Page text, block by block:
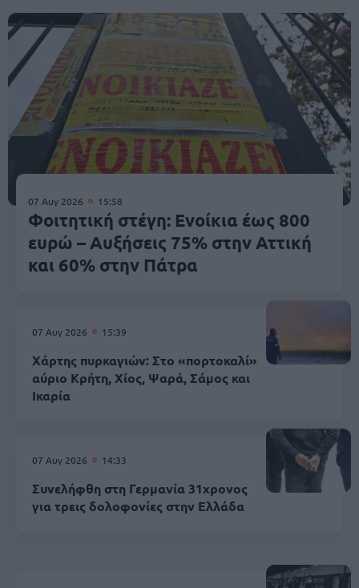
07 Αυγ 2026 15:58
Φοιτητική στέγη: Ενοίκια έως 800
ευρώ – Αυξήσεις 75% στην Αττική
και 60% στην Πάτρα
07 Αυγ 2026 15:39
Χάρτης πυρκαγιών: Στο «πορτοκαλί»
αύριο Κρήτη, Χίος, Ψαρά, Σάμος και
Ικαρία
07 Αυγ 2026 14:33
Συνελήφθη στη Γερμανία 31χρονος
για τρεις δολοφονίες στην Ελλάδα